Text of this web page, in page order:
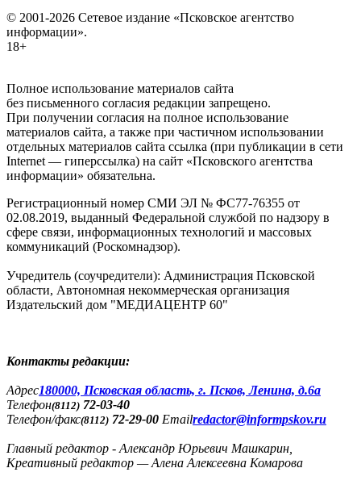
© 2001-2026 Сетевое издание «Псковское агентство
информации».
18+
Полное использование материалов сайта
без письменного согласия редакции запрещено.
При получении согласия на полное использование
материалов сайта, а также при частичном использовании
отдельных материалов сайта ссылка (при публикации в сети
Internet — гиперссылка) на сайт «Псковского агентства
информации» обязательна.
Регистрационный номер СМИ ЭЛ № ФС77-76355 от
02.08.2019, выданный Федеральной службой по надзору в
сфере связи, информационных технологий и массовых
коммуникаций (Роскомнадзор).
Учредитель (соучредители): Администрация Псковской
области, Автономная некоммерческая организация
Издательский дом "МЕДИАЦЕНТР 60"
Контакты редакции:
Адреc180000, Псковская область, г. Псков, Ленина, д.6а
Телефон(8112) 72-03-40
Телефон/факс(8112) 72-29-00 Emailredactor@informpskov.ru
Главный редактор - Александр Юрьевич Машкарин,
Креативный редактор — Алена Алексеевна Комарова